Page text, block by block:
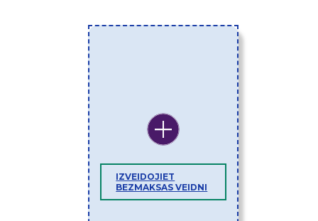
IZVEIDOJIET
BEZMAKSAS VEIDNI